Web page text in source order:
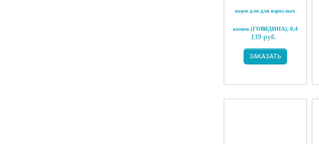
корм для для взрослых
кошек (ГОВЯДИНА), 0,4
139 руб.
ЗАКАЗАТЬ